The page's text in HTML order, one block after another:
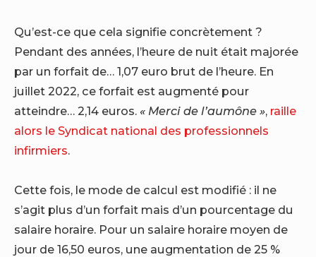
Qu’est-ce que cela signifie concrètement ?
Pendant des années, l’heure de nuit était majorée
par un forfait de… 1,07 euro brut de l’heure. En
juillet 2022, ce forfait est augmenté pour
atteindre… 2,14 euros. « Merci de l’aumône », raille
alors le Syndicat national des professionnels
infirmiers.
Cette fois, le mode de calcul est modifié : il ne
s’agit plus d’un forfait mais d’un pourcentage du
salaire horaire. Pour un salaire horaire moyen de
jour de 16,50 euros, une augmentation de 25 %